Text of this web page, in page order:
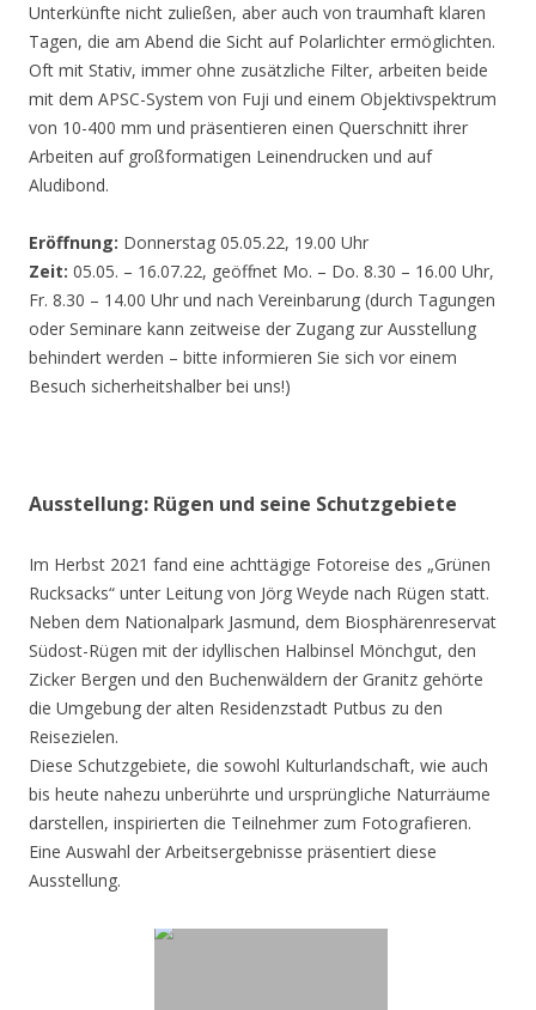
Unterkünfte nicht zuließen, aber auch von traumhaft klaren
Tagen, die am Abend die Sicht auf Polarlichter ermöglichten.
Oft mit Stativ, immer ohne zusätzliche Filter, arbeiten beide
mit dem APSC-System von Fuji und einem Objektivspektrum
von 10-400 mm und präsentieren einen Querschnitt ihrer
Arbeiten auf großformatigen Leinendrucken und auf
Aludibond.
Eröffnung: Donnerstag 05.05.22, 19.00 Uhr
Zeit: 05.05. – 16.07.22, geöffnet Mo. – Do. 8.30 – 16.00 Uhr,
Fr. 8.30 – 14.00 Uhr und nach Vereinbarung (durch Tagungen
oder Seminare kann zeitweise der Zugang zur Ausstellung
behindert werden – bitte informieren Sie sich vor einem
Besuch sicherheitshalber bei uns!)
Ausstellung: Rügen und seine Schutzgebiete
Im Herbst 2021 fand eine achttägige Fotoreise des „Grünen
Rucksacks“ unter Leitung von Jörg Weyde nach Rügen statt.
Neben dem Nationalpark Jasmund, dem Biosphärenreservat
Südost-Rügen mit der idyllischen Halbinsel Mönchgut, den
Zicker Bergen und den Buchenwäldern der Granitz gehörte
die Umgebung der alten Residenzstadt Putbus zu den
Reisezielen.
Diese Schutzgebiete, die sowohl Kulturlandschaft, wie auch
bis heute nahezu unberührte und ursprüngliche Naturräume
darstellen, inspirierten die Teilnehmer zum Fotografieren.
Eine Auswahl der Arbeitsergebnisse präsentiert diese
Ausstellung.